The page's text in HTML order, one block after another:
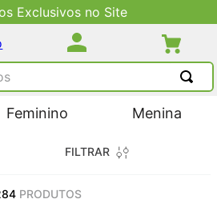
via Barco para interior AM
Feminino Menina
FILTRAR
PRODUTOS